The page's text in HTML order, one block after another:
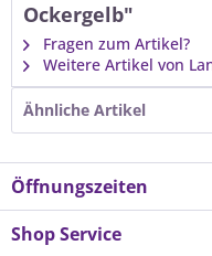
Ockergelb"
Fragen zum Artikel?
Weitere Artikel von
Ähnliche Artikel
Öffnungszeiten
Shop Service